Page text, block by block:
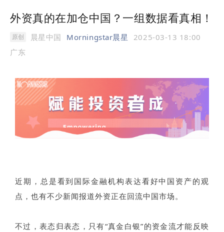
外资真的在加仓中国？一组数据看真相！
原创 晨星中国 Morningstar晨星
2025-03-13 18:00
广东
近期，总是看到国际金融机构表达看好中国资产的观
点，也有不少新闻报道外资正在回流中国市场。
不过，表态归表态，只有“真金白银”的资金流才能反映